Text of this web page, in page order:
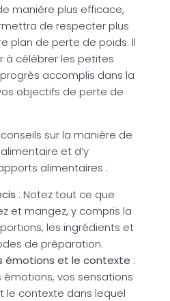
manière plus efficace,
de respecter plus
plan de perte de poids. Il
à célébrer les petites
accomplis dans la
objectifs de perte de
sur la manière de
et d’y
alimentaires :
: Notez tout ce que
et mangez, y compris la
les ingrédients et
de préparation.
émotions et le contexte :
émotions, vos sensations
le contexte dans lequel